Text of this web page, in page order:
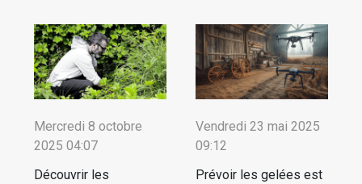
Mercredi 8 octobre
2025 04:07
Découvrir les
Vendredi 23 mai 2025
09:12
Prévoir les gelées est